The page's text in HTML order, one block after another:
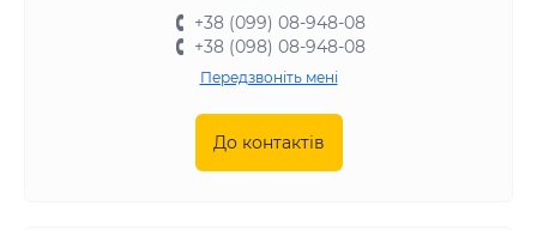
+38 (099) 08-948-08
+38 (098) 08-948-08
Передзвоніть мені
До контактів